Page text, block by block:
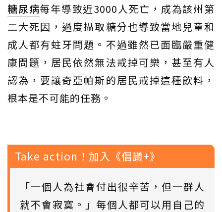
糖尿病每年導致近3000人死亡，成為該州第
二大死因，過度攝取糖分也導致當地兒童和
成人都有蛀牙問題。不過雖然已面臨嚴重健
康問題，居民依然無法戒掉可樂，甚至有人
認為，要讓奇亞帕斯的居民戒掉這種飲料，
根本是不可能的任務。
Take action！加入《倡議+》
「一個人為社會付出很辛苦，但一群人
就不會寂寞。」每個人都可以用自己的